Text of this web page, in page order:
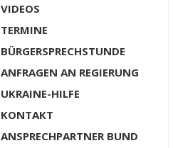
VIDEOS
TERMINE
BÜRGERSPRECHSTUNDE
ANFRAGEN AN REGIERUNG
UKRAINE-HILFE
KONTAKT
ANSPRECHPARTNER BUND